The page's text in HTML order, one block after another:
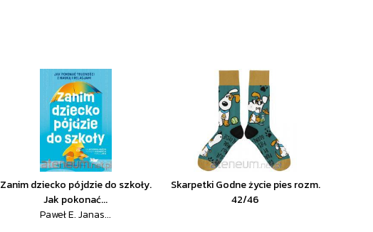
Zanim dziecko pójdzie do szkoły.
Jak pokonać...
Paweł E. Janas...
Skarpetki Godne życie pies rozm.
42/46